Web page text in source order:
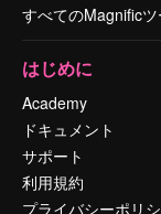
すべてのMagnific
はじめに
Academy
ドキュメント
サポート
利用規約
プライバシーポリ